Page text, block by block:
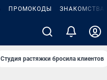
ПРОМОКОДЫ ЗНАКОМСТВА
Студия растяжки бросила клиентов